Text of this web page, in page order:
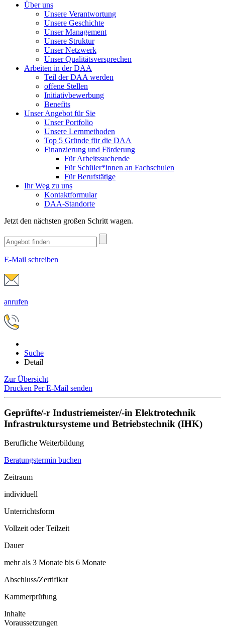
Über uns
Unsere Verantwortung
Unsere Geschichte
Unser Management
Unsere Struktur
Unser Netzwerk
Unser Qualitätsversprechen
Arbeiten in der DAA
Teil der DAA werden
offene Stellen
Initiativbewerbung
Benefits
Unser Angebot für Sie
Unser Portfolio
Unsere Lernmethoden
Top 5 Gründe für die DAA
Finanzierung und Förderung
Für Arbeitssuchende
Für Schüler*innen an Fachschulen
Für Berufstätige
Ihr Weg zu uns
Kontaktformular
DAA-Standorte
Jetzt den nächsten großen Schritt wagen.
E-Mail schreiben
anrufen
Suche
Detail
Zur Übersicht
Drucken Per E-Mail senden
Geprüfte/-r Industriemeister/-in Elektrotechnik
Infrastruktursysteme und Betriebstechnik (IHK)
Berufliche Weiterbildung
Beratungstermin buchen
Zeitraum
individuell
Unterrichtsform
Vollzeit oder Teilzeit
Dauer
mehr als 3 Monate bis 6 Monate
Abschluss/Zertifikat
Kammerprüfung
Inhalte
Voraussetzungen